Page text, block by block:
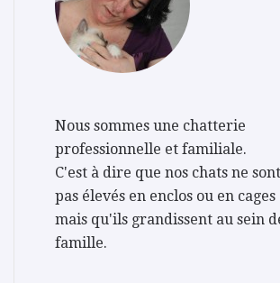
Nous sommes une chatterie
professionnelle et familiale.
C'est à dire que nos chats ne sont
pas élevés en enclos ou en cages
mais qu'ils grandissent au sein
famille.